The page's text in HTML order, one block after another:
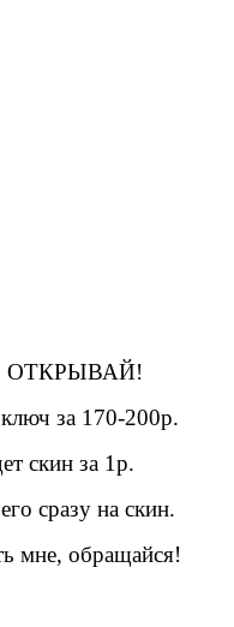
ОТКРЫВАЙ!
за 170-200р.
скин за 1р.
сразу на скин.
мне, обращайся!